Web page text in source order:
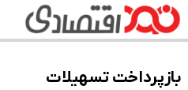
بازپرداخت تسهیلات